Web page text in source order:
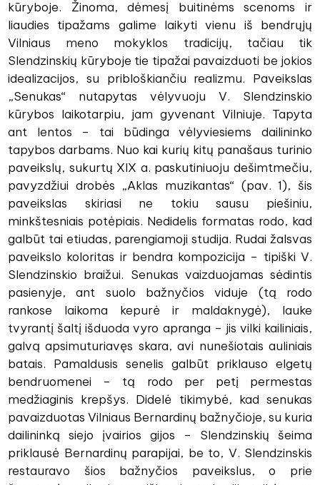
kūryboje. Žinoma, dėmesį buitinėms scenoms ir
liaudies tipažams galime laikyti vienu iš bendrųjų
Vilniaus meno mokyklos tradicijų, tačiau tik
Slendzinskių kūryboje tie tipažai pavaizduoti be jokios
idealizacijos, su pribloškiančiu realizmu. Paveikslas
„Senukas“ nutapytas vėlyvuoju V. Slendzinskio
kūrybos laikotarpiu, jam gyvenant Vilniuje. Tapyta
ant lentos – tai būdinga vėlyviesiems dailininko
tapybos darbams. Nuo kai kurių kitų panašaus turinio
paveikslų, sukurtų XIX a. paskutiniuoju dešimtmečiu,
pavyzdžiui drobės „Aklas muzikantas“ (pav. 1), šis
paveikslas skiriasi ne tokiu sausu piešiniu,
minkštesniais potėpiais. Nedidelis formatas rodo, kad
galbūt tai etiudas, parengiamoji studija. Rudai žalsvas
paveikslo koloritas ir bendra kompozicija – tipiški V.
Slendzinskio braižui. Senukas vaizduojamas sėdintis
pasienyje, ant suolo bažnyčios viduje (tą rodo
rankose laikoma kepurė ir maldaknygė), lauke
tvyrantį šaltį išduoda vyro apranga – jis vilki kailiniais,
galvą apsimuturiavęs skara, avi nunešiotais auliniais
batais. Pamaldusis senelis galbūt priklauso elgetų
bendruomenei – tą rodo per petį permestas
medžiaginis krepšys. Didelė tikimybė, kad senukas
pavaizduotas Vilniaus Bernardinų bažnyčioje, su kuria
dailininką siejo įvairios gijos – Slendzinskių šeima
priklausė Bernardinų parapijai, be to, V. Slendzinskis
restauravo šios bažnyčios paveikslus, o prie